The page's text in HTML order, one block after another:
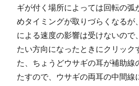
ギが付く場所によっては回転の弧
めタイミングが取りづらくなるが
による速度の影響は受けないので
たい方向になったときにクリック
た、ちょうどウサギの耳が補助線
たすので、ウサギの両耳の中間線